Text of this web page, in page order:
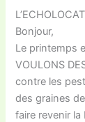
Bonjour,
Le printemps
VOULONS
contre les
des graines
faire revenir